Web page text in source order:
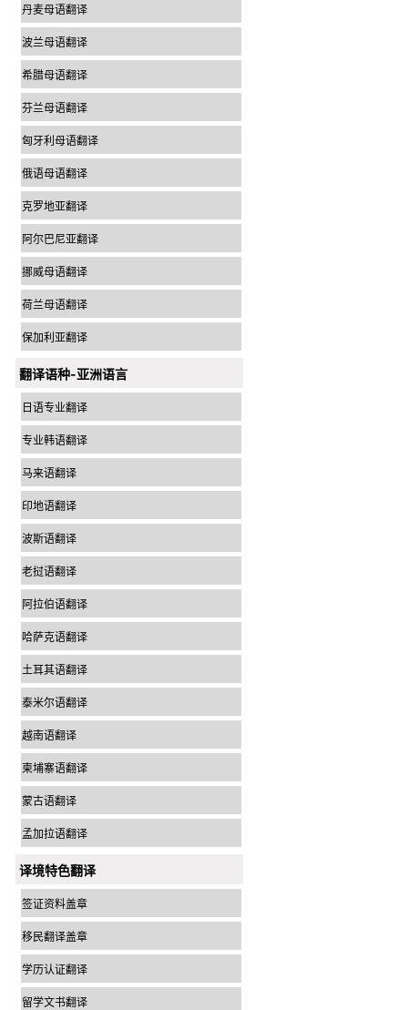
丹麦母语翻译
波兰母语翻译
希腊母语翻译
芬兰母语翻译
匈牙利母语翻译
俄语母语翻译
克罗地亚翻译
阿尔巴尼亚翻译
挪威母语翻译
荷兰母语翻译
保加利亚翻译
翻译语种-亚洲语言
日语专业翻译
专业韩语翻译
马来语翻译
印地语翻译
波斯语翻译
老挝语翻译
阿拉伯语翻译
哈萨克语翻译
土耳其语翻译
泰米尔语翻译
越南语翻译
柬埔寨语翻译
蒙古语翻译
孟加拉语翻译
译境特色翻译
签证资料盖章
移民翻译盖章
学历认证翻译
留学文书翻译